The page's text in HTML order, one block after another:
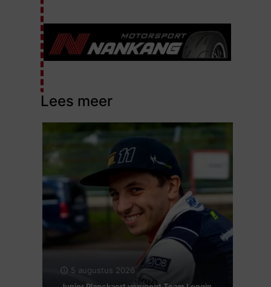
Lees meer
5 augustus 2026